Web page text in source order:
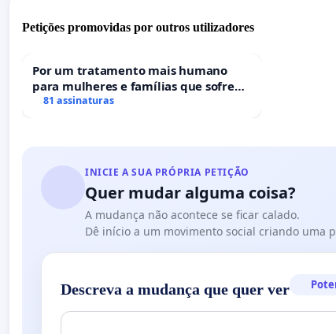
Petições promovidas por outros utilizadores
Por um tratamento mais humano
para mulheres e famílias que sofrem
uma perda gestacional nos hospitais
81 assinaturas
INICIE A SUA PRÓPRIA PETIÇÃO
Quer mudar alguma coisa?
A mudança não acontece se ficar calado.
Dê início a um movimento social criando uma
Descreva a mudança que quer ver